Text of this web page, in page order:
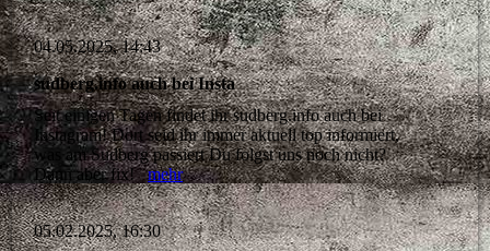
04.05.2025, 14:43
sudberg.info auch bei Insta
Seit einigen Tagen findet ihr sudberg.info auch bei
Instagram! Dort seid ihr immer aktuell top informiert,
was am Sudberg passiert Du folgst uns noch nicht?
Dann aber fix!mehr
05.02.2025, 16:30